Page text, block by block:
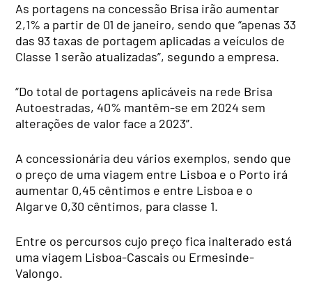
As portagens na concessão Brisa irão aumentar
2,1% a partir de 01 de janeiro, sendo que “apenas 33
das 93 taxas de portagem aplicadas a veículos de
Classe 1 serão atualizadas”, segundo a empresa.
“Do total de portagens aplicáveis na rede Brisa
Autoestradas, 40% mantêm-se em 2024 sem
alterações de valor face a 2023”.
A concessionária deu vários exemplos, sendo que
o preço de uma viagem entre Lisboa e o Porto irá
aumentar 0,45 cêntimos e entre Lisboa e o
Algarve 0,30 cêntimos, para classe 1.
Entre os percursos cujo preço fica inalterado está
uma viagem Lisboa-Cascais ou Ermesinde-
Valongo.